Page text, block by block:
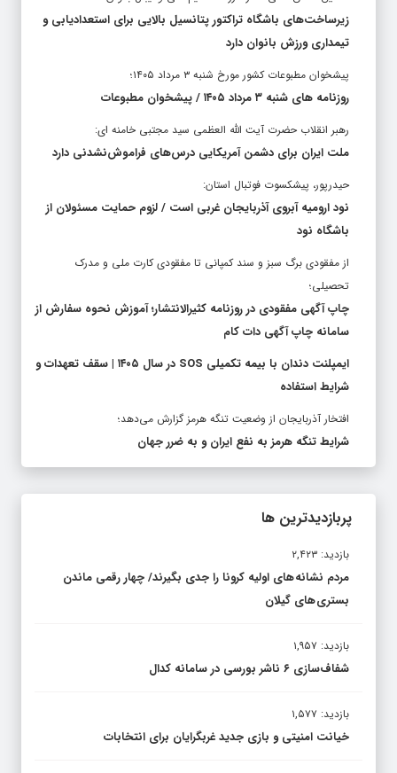
زیرساخت‌های باشگاه تراکتور پتانسیل بالایی برای استعدادیابی و
تیمداری ورزش بانوان دارد
پیشخوان مطبوعات کشور مورخ شنبه ۳ مرداد ۱۴۰۵؛
روزنامه های شنبه ۳ مرداد ۱۴۰۵ / پیشخوان مطبوعات
رهبر انقلاب حضرت آیت الله العظمی سید مجتبی خامنه ای:
ملت ایران برای دشمن آمریکایی درس‌های فراموش‌نشدنی دارد
حیدرپور، پیشکسوت فوتبال استان:
نود ارومیه آبروی آذربایجان غربی است / لزوم حمایت مسئولان از
باشگاه نود
از مفقودی برگ سبز و سند کمپانی تا مفقودی کارت ملی و مدرک
تحصیلی؛
چاپ آگهی مفقودی در روزنامه کثیرالانتشار؛ آموزش نحوه سفارش از
سامانه چاپ آگهی دات کام
ایمپلنت دندان با بیمه تکمیلی SOS در سال ۱۴۰۵ | سقف تعهدات و
شرایط استفاده
افتخار آذربایجان از وضعیت تنگه هرمز گزارش می‌دهد؛
شرایط تنگه هرمز به نفع ایران و به ضرر جهان
پربازدیدترین ها
بازدید: ۲,۴۲۳
مردم نشانه های اولیه کرونا را جدی بگیرند/ چهار رقمی ماندن
بستری های گیلان
بازدید: ۱,۹۵۷
شفاف‌سازی ۶ ناشر بورسی در سامانه کدال
بازدید: ۱,۵۷۷
خیانت امنیتی و بازی جدید غربگرایان برای انتخابات